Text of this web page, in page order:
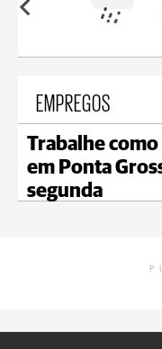
17°C
EMPREGOS
Trabalhe
em Ponta
segunda